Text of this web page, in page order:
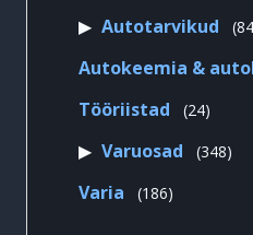
Autotarvikud 84
Autokeemia &
Tööriistad 2424
Varuosad 348348
Varia 186186